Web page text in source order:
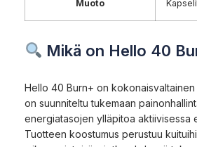
Muoto
Mikä on Hello 40
Hello 40 Burn+ on kokonaisvaltainen
on suunniteltu tukemaan
energiatasojen ylläpitoa aktiivisessa
Tuotteen koostumus perustuu